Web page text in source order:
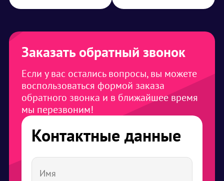
Заказать обратный звонок
Если у вас остались вопросы, вы можете
воспользоваться формой заказа
обратного звонка и в ближайшее время
мы перезвоним!
Контактные данные